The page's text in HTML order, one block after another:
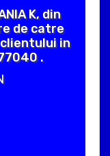
K, din
de catre
in
.